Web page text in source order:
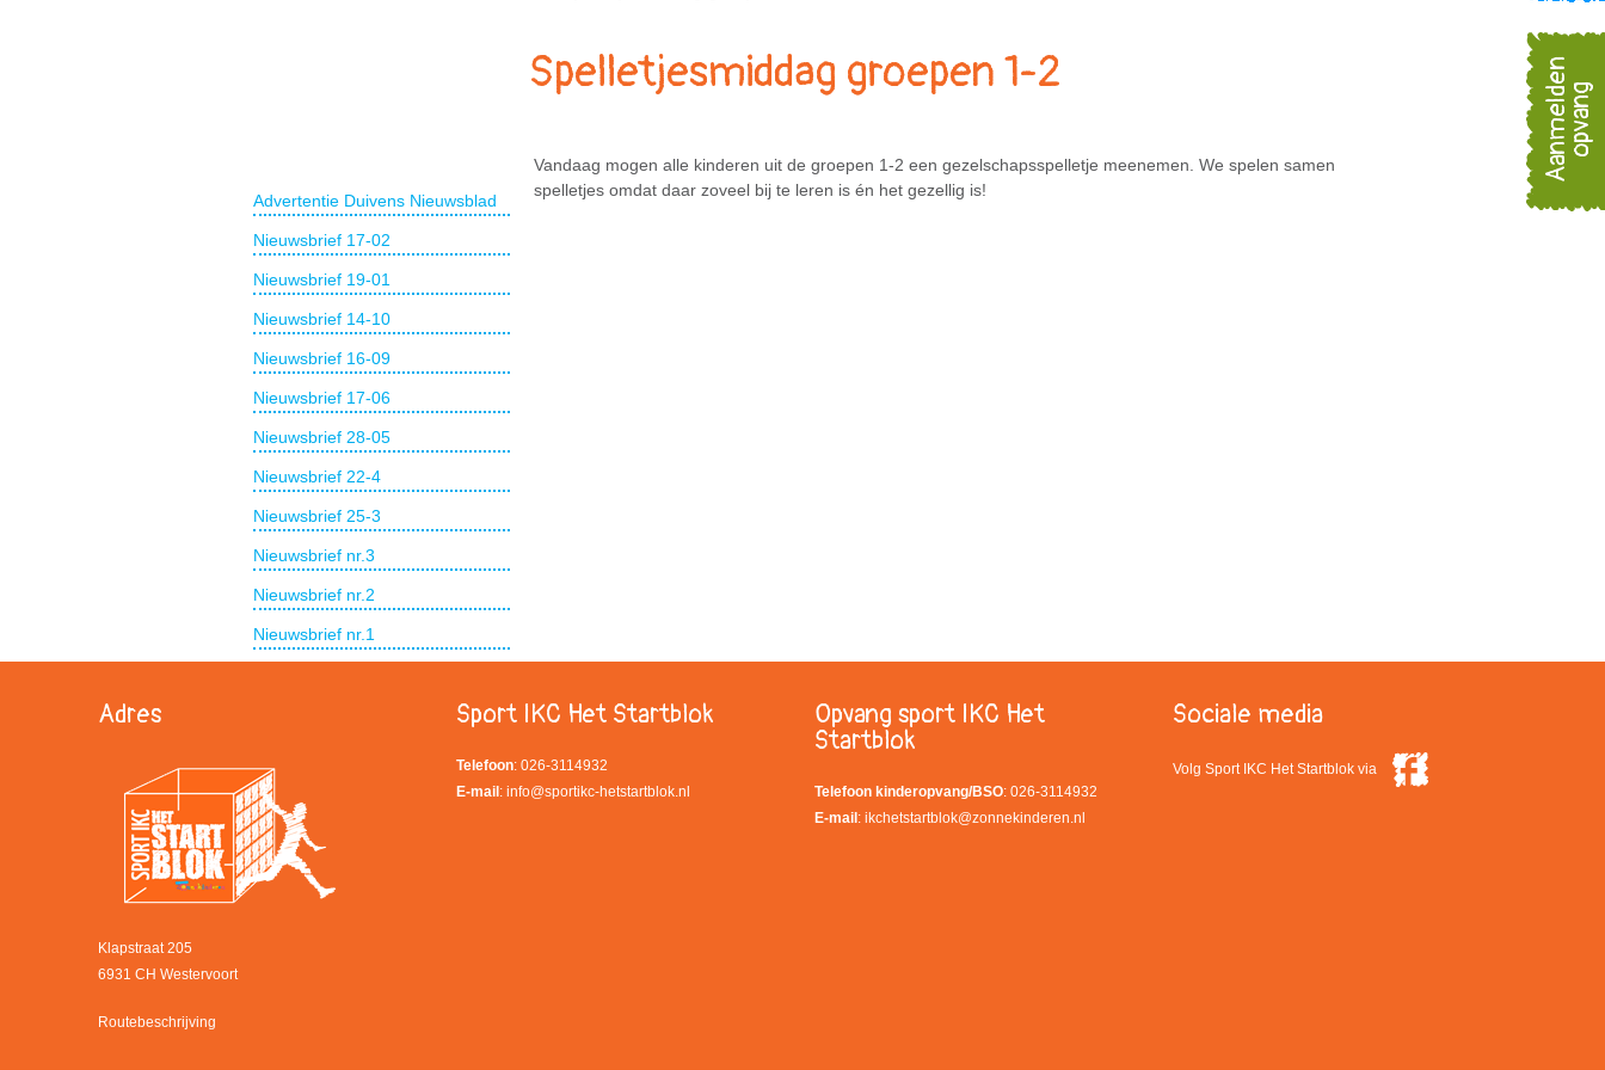
Spelletjesmiddag groepen 1-2
Advertentie Duivens Nieuwsblad
Nieuwsbrief 17-02
Nieuwsbrief 19-01
Nieuwsbrief 14-10
Nieuwsbrief 16-09
Nieuwsbrief 17-06
Nieuwsbrief 28-05
Nieuwsbrief 22-4
Nieuwsbrief 25-3
Nieuwsbrief nr.3
Nieuwsbrief nr.2
Nieuwsbrief nr.1
Vandaag mogen alle kinderen uit de groepen 1-2 een gezelschapsspelletje meenemen. We spelen samen
spelletjes omdat daar zoveel bij te leren is én het gezellig is!
Adres
Klapstraat 205
6931 CH Westervoort
Routebeschrijving
Sport IKC Het Startblok
Telefoon: 026-3114932
E-mail : info@sportikc-hetstartblok.nl
Opvang sport IKC Het
Startblok
Telefoon kinderopvang/BSO: 026-3114932
E-mail : ikchetstartblok@zonnekinderen.nl
Sociale media
Volg Sport IKC Het Startblok via
Aanmeldenopvang